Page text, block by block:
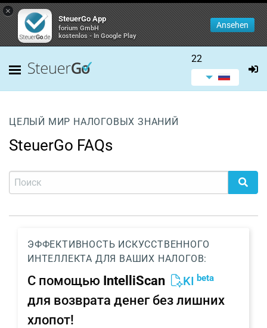
×
SteuerGo App
forium GmbH
kostenlos - In Google Play
Ansehen
22
ЦЕЛЫЙ МИР НАЛОГОВЫХ ЗНАНИЙ
SteuerGo FAQs
ЭФФЕКТИВНОСТЬ ИСКУССТВЕННОГО
ИНТЕЛЛЕКТА ДЛЯ ВАШИХ НАЛОГОВ:
С помощью IntelliScan KI beta
для возврата денег без лишних
хлопот!